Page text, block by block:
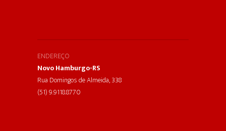
ENDEREÇO
Novo Hamburgo-RS
Rua Domingos de Almeida, 338
(51) 9.9118.8770